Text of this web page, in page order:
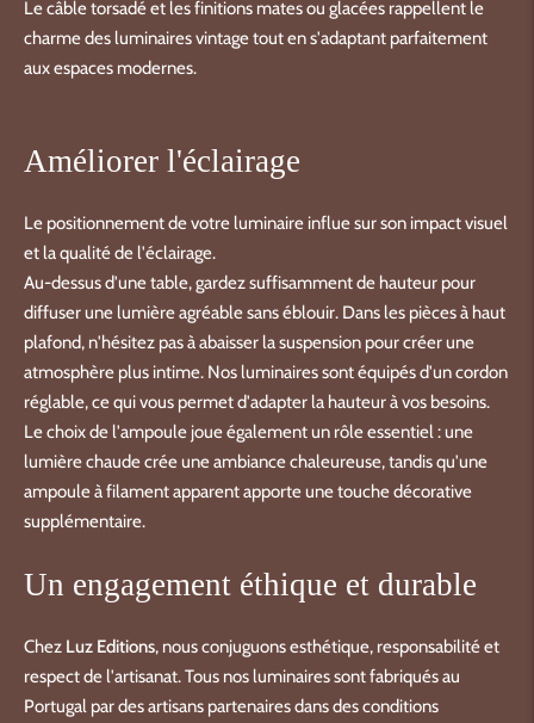
Le câble torsadé et les finitions mates ou glacées rappellent le
charme des luminaires vintage tout en s'adaptant parfaitement
aux espaces modernes.
Améliorer l'éclairage
Le positionnement de votre luminaire influe sur son impact visuel
et la qualité de l'éclairage.
Au-dessus d'une table, gardez suffisamment de hauteur pour
diffuser une lumière agréable sans éblouir. Dans les pièces à haut
plafond, n'hésitez pas à abaisser la suspension pour créer une
atmosphère plus intime. Nos luminaires sont équipés d'un cordon
réglable, ce qui vous permet d'adapter la hauteur à vos besoins.
Le choix de l'ampoule joue également un rôle essentiel : une
lumière chaude crée une ambiance chaleureuse, tandis qu'une
ampoule à filament apparent apporte une touche décorative
supplémentaire.
Un engagement éthique et durable
Chez Luz Editions, nous conjuguons esthétique, responsabilité et
respect de l'artisanat. Tous nos luminaires sont fabriqués au
Portugal par des artisans partenaires dans des conditions